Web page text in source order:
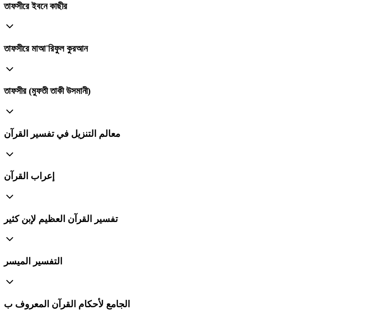
তাফসীরে ইবনে কাছীর
তাফসীরে মাআ'রিফুল কুরআন
তাফসীর (মুফতী তাকী উসমানী)
معالم التنزيل في تفسير القرآن
إعراب القرآن
تفسير القرآن العظيم لإبن كثير
التفسير الميسر
الجامع لأحكام القرآن المعروف ب